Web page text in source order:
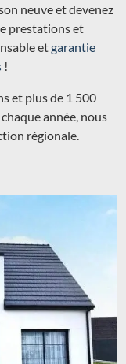
neuve et devenez
prestations et
etgarantie
!
et plus de 1 500
année, nous
régionale.